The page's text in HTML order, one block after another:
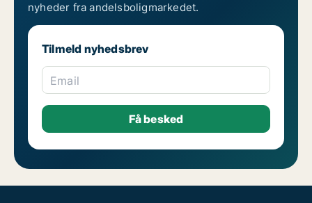
nyheder fra andelsboligmarkedet.
Tilmeld nyhedsbrev
Email